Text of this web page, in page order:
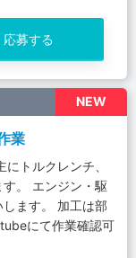
応募する
NEW
業
トルクレンチ、
す。 エンジン・駆
ます。 加工は部
にて作業確認可